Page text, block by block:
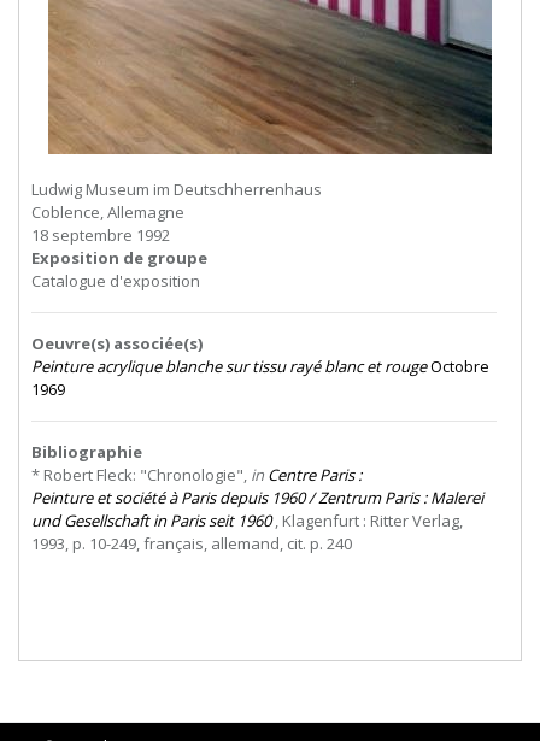
Ludwig Museum im Deutschherrenhaus
Coblence, Allemagne
18 septembre 1992
Exposition de groupe
Catalogue d'exposition
Oeuvre(s) associée(s)
Peinture acrylique blanche sur tissu rayé blanc et rougeOctobre
1969
Bibliographie
* Robert Fleck: "Chronologie", in CentreParis:
Peinture et société à Paris depuis 1960 / Zentrum Paris : Malerei
und Gesellschaft in Paris seit 1960, Klagenfurt : Ritter Verlag,
1993, p. 10-249, français, allemand, cit. p. 240